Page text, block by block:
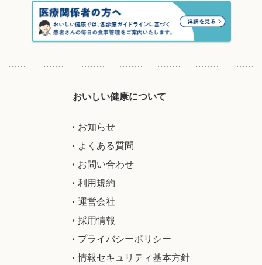
おいしい健康について
お知らせ
よくある質問
お問い合わせ
利用規約
運営会社
採用情報
プライバシーポリシー
情報セキュリティ基本方針